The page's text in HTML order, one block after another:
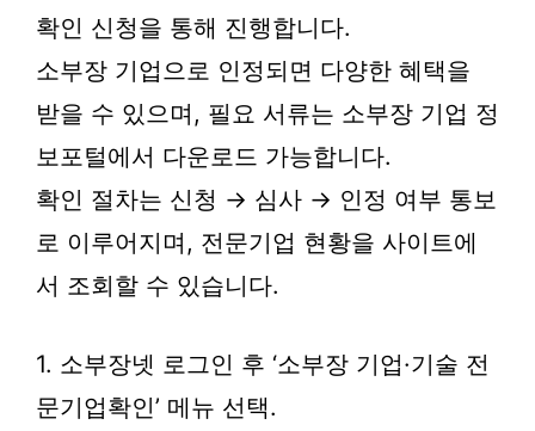
확인 신청을 통해 진행합니다.
소부장 기업으로 인정되면 다양한 혜택을
받을 수 있으며, 필요 서류는 소부장 기업 정
보포털에서 다운로드 가능합니다.
확인 절차는 신청 → 심사 → 인정 여부 통보
로 이루어지며, 전문기업 현황을 사이트에
서 조회할 수 있습니다.
1. 소부장넷 로그인 후 ‘소부장 기업·기술 전
문기업확인’ 메뉴 선택.